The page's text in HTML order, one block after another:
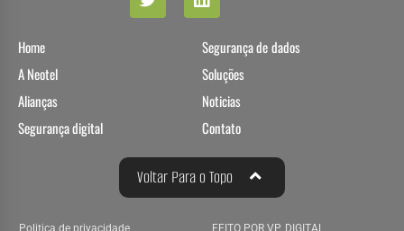
Home
A Neotel
Alianças
Segurança digital
Segurança de dados
Soluções
Noticias
Contato
Voltar Para o Topo
Politica de privacidade FEITO POR VP DIGITAL